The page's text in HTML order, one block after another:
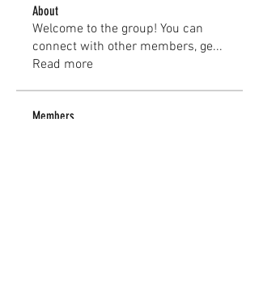
About
Welcome to the group! You can
connect with other members, ge...
Read more
Members